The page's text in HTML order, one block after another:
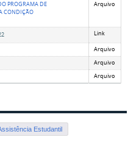
PROGRAMA DE
CONDIÇÃO
Arquivo
Link
Arquivo
Arquivo
Arquivo
Estudantil